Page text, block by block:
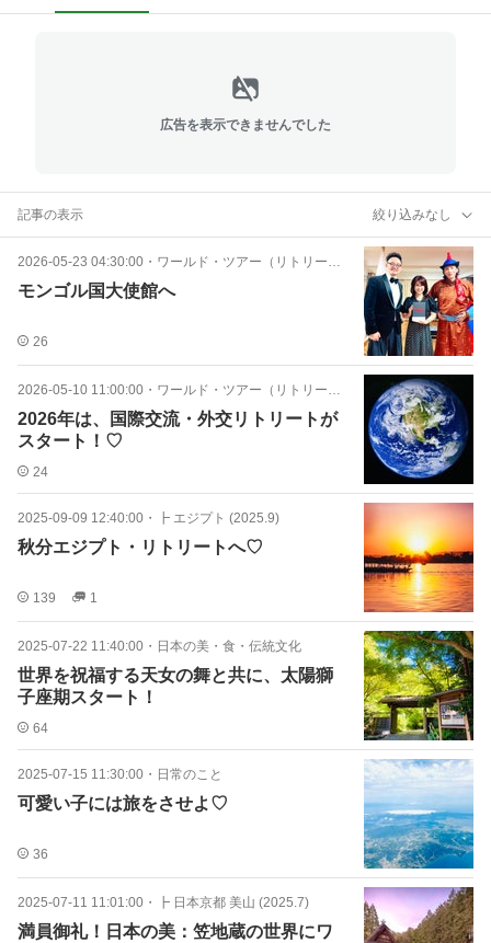
広告を表示できませんでした
記事の表示 絞り込みなし
2026-05-23 04:30:00 ・ ワールド・ツアー（リトリート）
モンゴル国大使館へ
26
2026-05-10 11:00:00 ・ ワールド・ツアー（リトリート）
2026年は、国際交流・外交リトリートが
スタート！♡
24
2025-09-09 12:40:00 ・ ┣ エジプト (2025.9)
秋分エジプト・リトリートへ♡
139 1
2025-07-22 11:40:00 ・ 日本の美・食・伝統文化
世界を祝福する天女の舞と共に、太陽獅
子座期スタート！
64
2025-07-15 11:30:00 ・ 日常のこと
可愛い子には旅をさせよ♡
36
2025-07-11 11:01:00 ・ ┣ 日本京都 美山 (2025.7)
満員御礼！日本の美：笠地蔵の世界にワ